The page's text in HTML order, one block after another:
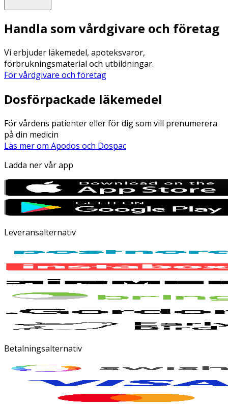
Handla som vårdgivare och företag
Vi erbjuder läkemedel, apoteksvaror,
förbrukningsmaterial och utbildningar.
För vårdgivare och företag
Dosförpackade läkemedel
För vårdens patienter eller för dig som vill prenumerera
på din medicin
Läs mer om Apodos och Dospac
Ladda ner vår app
Leveransalternativ
Betalningsalternativ